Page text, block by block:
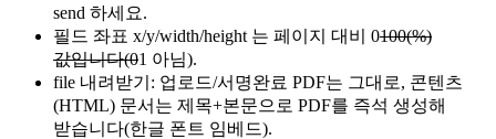
send 하세요.
필드 좌표 x/y/width/height 는 페이지 대비 0100(%)
값입니다(01 아님).
file 내려받기: 업로드/서명완료 PDF는 그대로, 콘텐츠
(HTML) 문서는 제목+본문으로 PDF를 즉석 생성해
받습니다(한글 폰트 임베드).